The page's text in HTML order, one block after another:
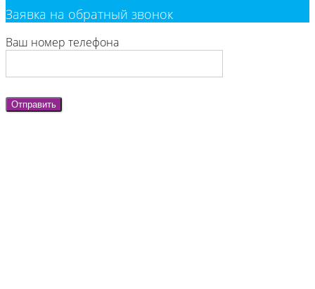
Заявка на обратный звонок
Ваш номер телефона
Отправить